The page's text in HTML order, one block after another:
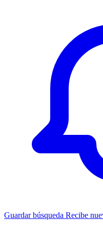
Guardar búsqueda Recibe